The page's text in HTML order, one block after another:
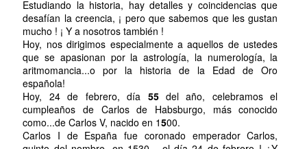
Estudiando la historia, hay detalles y coincidencias que
desafían la creencia, ¡ pero que sabemos que les gustan
mucho ! ¡ Y a nosotros también !
Hoy, nos dirigimos especialmente a aquellos de ustedes
que se apasionan por la astrología, la numerología, la
aritmomancia...o por la historia de la Edad de Oro
española!
Hoy, 24 de febrero, día 55del año, celebramos el
cumpleaños de Carlos de Habsburgo, más conocido
como...de Carlos V, nacido en 1500.
Carlos I de España fue coronado emperador Carlos,